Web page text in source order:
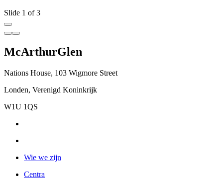
Slide 1 of 3
McArthurGlen
Nations House, 103 Wigmore Street
Londen, Verenigd Koninkrijk
W1U 1QS
Wie we zijn
Centra